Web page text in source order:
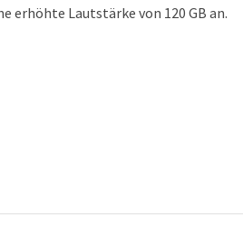
erhöhte Lautstärke von 120 GB an.